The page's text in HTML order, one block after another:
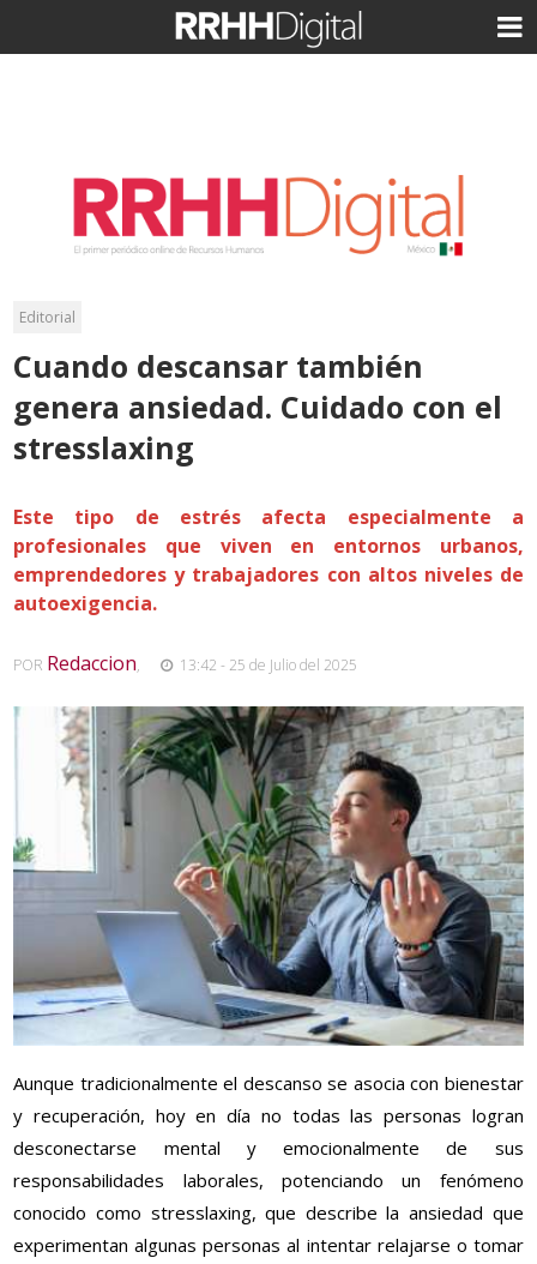
Editorial
Cuando descansar también
genera ansiedad. Cuidado con el
stresslaxing
Este tipo de estrés afecta especialmente a
profesionales que viven en entornos urbanos,
emprendedores y trabajadores con altos niveles de
autoexigencia.
POR Redaccion, 13:42 - 25 de Julio del 2025
Aunque tradicionalmente el descanso se asocia con bienestar
y recuperación, hoy en día no todas las personas logran
desconectarse mental y emocionalmente de sus
responsabilidades laborales, potenciando un fenómeno
conocido como stresslaxing, que describe la ansiedad que
experimentan algunas personas al intentar relajarse o tomar